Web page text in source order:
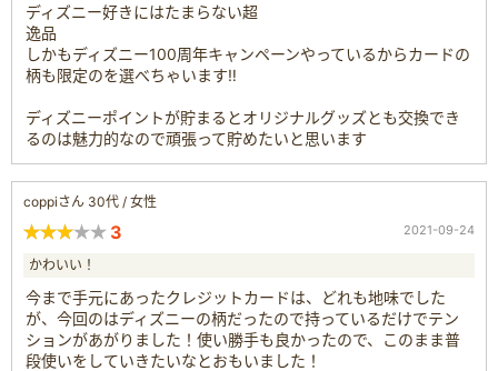
ディズニー好きにはたまらない超
逸品
しかもディズニー100周年キャンペーンやっているからカードの
柄も限定のを選べちゃいます‼︎
ディズニーポイントが貯まるとオリジナルグッズとも交換でき
るのは魅力的なので頑張って貯めたいと思います
coppiさん 30代 / 女性
3 2021-09-24
かわいい！
今まで手元にあったクレジットカードは、どれも地味でした
が、今回のはディズニーの柄だったので持っているだけでテン
ションがあがりました！使い勝手も良かったので、このまま普
段使いをしていきたいなとおもいました！